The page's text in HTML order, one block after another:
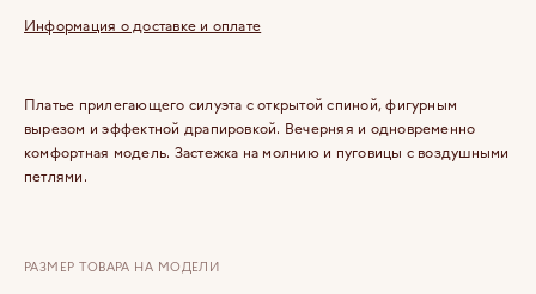
Платье прилегающего силуэта с открытой спиной, фигурным
вырезом и эффектной драпировкой. Вечерняя и одновременно
комфортная модель. Застежка на молнию и пуговицы с воздушными
петлями.
РАЗМЕР ТОВАРА НА МОДЕЛИ
Информация о доставке и оплате